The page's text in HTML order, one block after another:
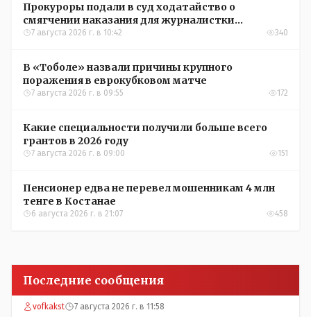
Прокуроры подали в суд ходатайство о
смягчении наказания для журналистки
Александры Алёховой
7 августа 2026 г. в 10:42 340
В «Тоболе» назвали причины крупного
поражения в еврокубковом матче
7 августа 2026 г. в 09:55 172
Какие специальности получили больше всего
грантов в 2026 году
7 августа 2026 г. в 09:00 151
Пенсионер едва не перевел мошенникам 4 млн
тенге в Костанае
6 августа 2026 г. в 21:07 458
Последние сообщения
vofkakst 7 августа 2026 г. в 11:58